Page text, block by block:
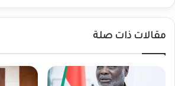
مقالات ذات صلة